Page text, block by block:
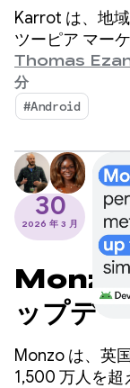
内に翻
上を伸
Karrot は、地
ツーピア マー
ーは、他の確
を行うことがで
されて以来、
場に拡大し、
得しています。
Thomas
分
#Android
30
2026 年 3 月
Monzo
ップデ
指標を
Monzo は、英
1,500 万人を超